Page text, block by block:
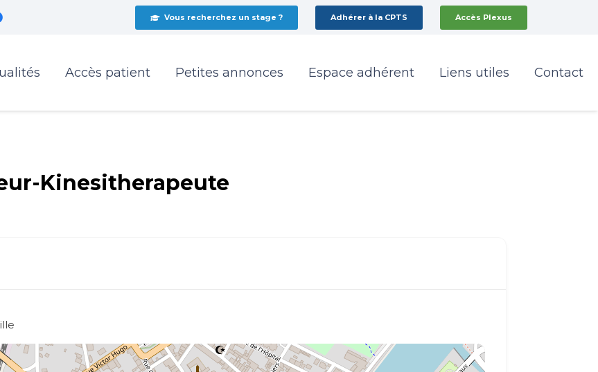
Vous recherchez un stage ? Adhérer à la CPTS Accès Plexus
Accès patient Petites annonces Espace adhérent Liens utiles Contact
Kinesitherapeute